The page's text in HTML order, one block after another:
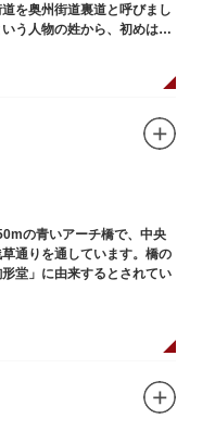
を奥州街道裏道と呼びまし
う人物の姓から、初めは金
。
の青いアーチ橋で、中央
通りを通しています。橋の
堂」に由来するとされてい